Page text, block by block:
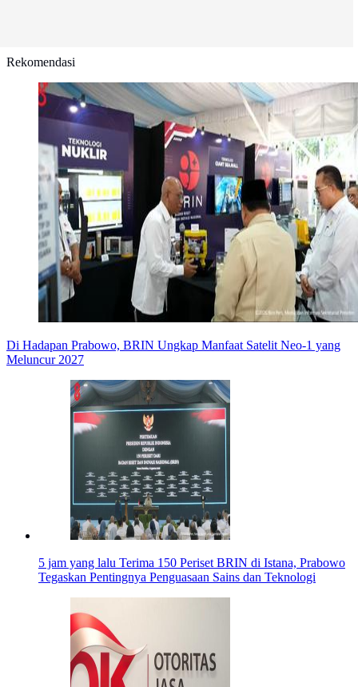
Rekomendasi
Di Hadapan Prabowo, BRIN Ungkap Manfaat Satelit Neo-1 yang
Meluncur 2027
5 jam yang lalu Terima 150 Periset BRIN di Istana, Prabowo
Tegaskan Pentingnya Penguasaan Sains dan Teknologi